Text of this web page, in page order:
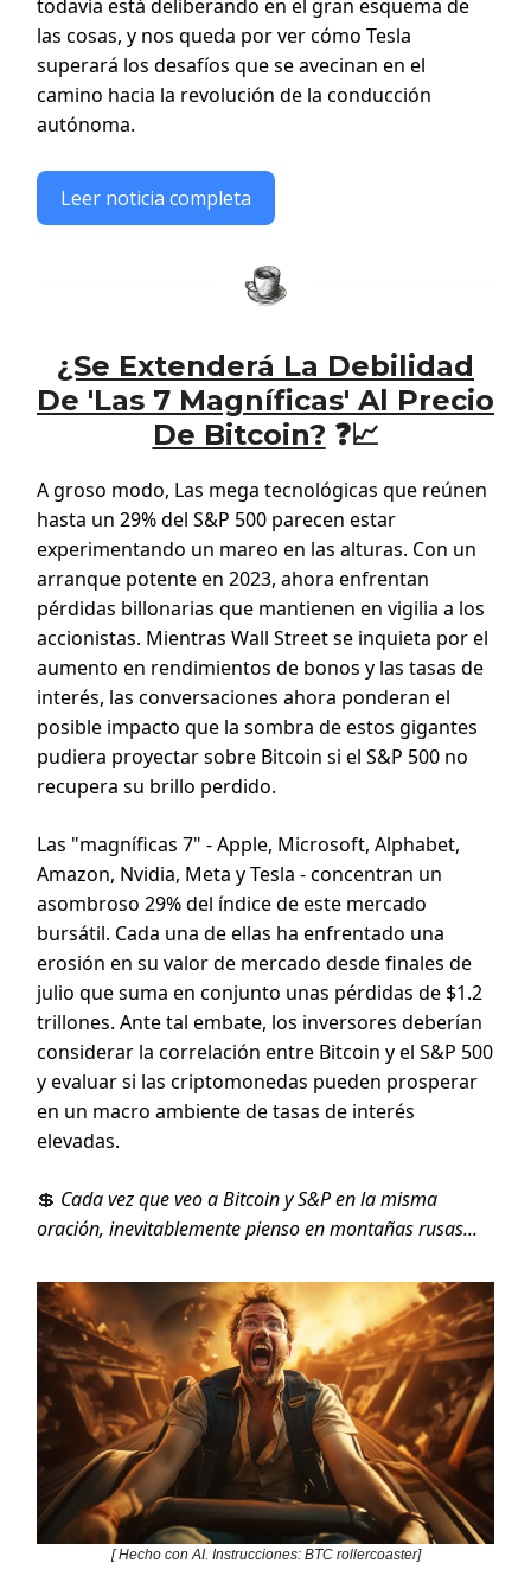
todavía está deliberando en el gran esquema de
las cosas, y nos queda por ver cómo Tesla
superará los desafíos que se avecinan en el
camino hacia la revolución de la conducción
autónoma.
Leer noticia completa
¿Se Extenderá La Debilidad
De 'Las 7 Magníficas' Al Precio
De Bitcoin? ❓📈
A groso modo, Las mega tecnológicas que reúnen
hasta un 29% del S&P 500 parecen estar
experimentando un mareo en las alturas. Con un
arranque potente en 2023, ahora enfrentan
pérdidas billonarias que mantienen en vigilia a los
accionistas. Mientras Wall Street se inquieta por el
aumento en rendimientos de bonos y las tasas de
interés, las conversaciones ahora ponderan el
posible impacto que la sombra de estos gigantes
pudiera proyectar sobre Bitcoin si el S&P 500 no
recupera su brillo perdido.
Las "magníficas 7" - Apple, Microsoft, Alphabet,
Amazon, Nvidia, Meta y Tesla - concentran un
asombroso 29% del índice de este mercado
bursátil. Cada una de ellas ha enfrentado una
erosión en su valor de mercado desde finales de
julio que suma en conjunto unas pérdidas de $1.2
trillones. Ante tal embate, los inversores deberían
considerar la correlación entre Bitcoin y el S&P 500
y evaluar si las criptomonedas pueden prosperar
en un macro ambiente de tasas de interés
elevadas.
💲 Cada vez que veo a Bitcoin y S&P en la misma
oración, inevitablemente pienso en montañas rusas...
[ Hecho con AI. Instrucciones: BTC rollercoaster]